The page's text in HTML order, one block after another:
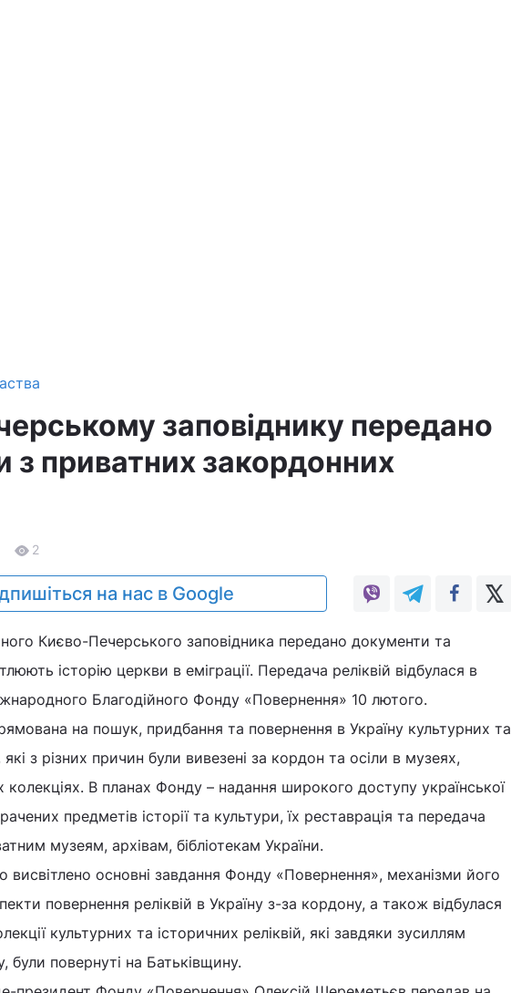
заповіднику передано
з приватних закордонних
2
на нас в Google
Києво-Печерського заповідника передано документи та
історію церкви в еміграції. Передача реліквій відбулася в
Благодійного Фонду «Повернення» 10 лютого.
на пошук, придбання та повернення в Україну культурних та
які з різних причин були вивезені за кордон та осіли в музеях,
колекціях. В планах Фонду – надання широкого доступу української
предметів історії та культури, їх реставрація та передача
музеям, архівам, бібліотекам України.
висвітлено основні завдання Фонду «Повернення», механізми його
повернення реліквій в Україну з-за кордону, а також відбулася
культурних та історичних реліквій, які завдяки зусиллям
були повернуті на Батьківщину.